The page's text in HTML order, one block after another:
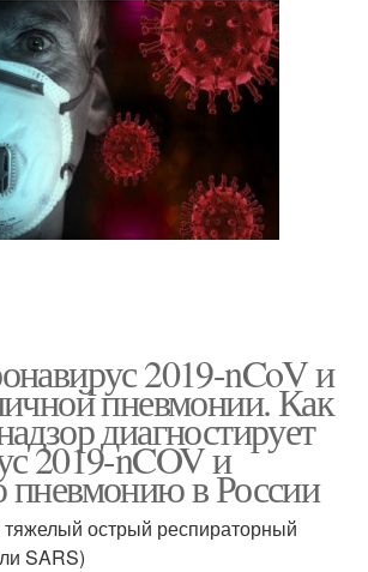
2019-nCoV и
пневмонии. Как
диагностирует
2019-nCOV и
пневмонию в России
острый респираторный
SARS)